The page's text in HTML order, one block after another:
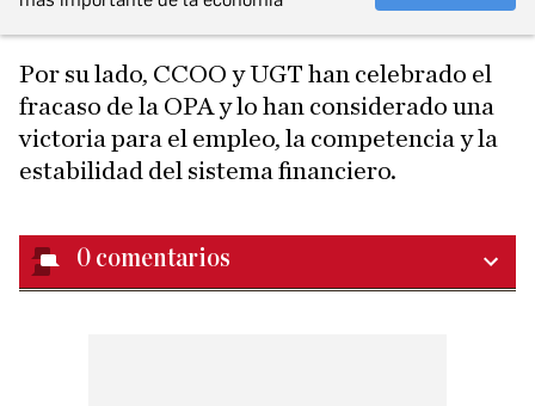
Por su lado, CCOO y UGT han celebrado el
fracaso de la OPA y lo han considerado una
victoria para el empleo, la competencia y la
estabilidad del sistema financiero.
0 comentarios